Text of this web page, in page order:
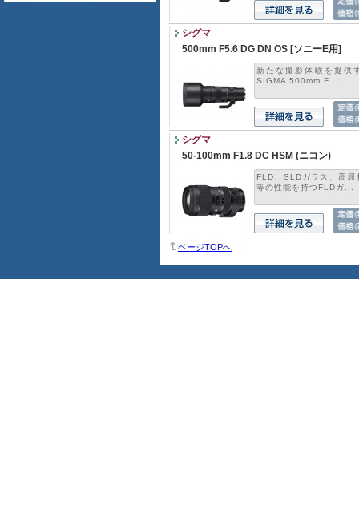
シグマ
500mm F5.6 DG DN OS [ソニーE用]
新たな撮影体験を提供
SIGMA 500mm F...
シグマ
50-100mm F1.8 DC HSM (ニコン)
FLD、SLDガラス、高
等の性能を持つFLDガ...
ページTOPへ